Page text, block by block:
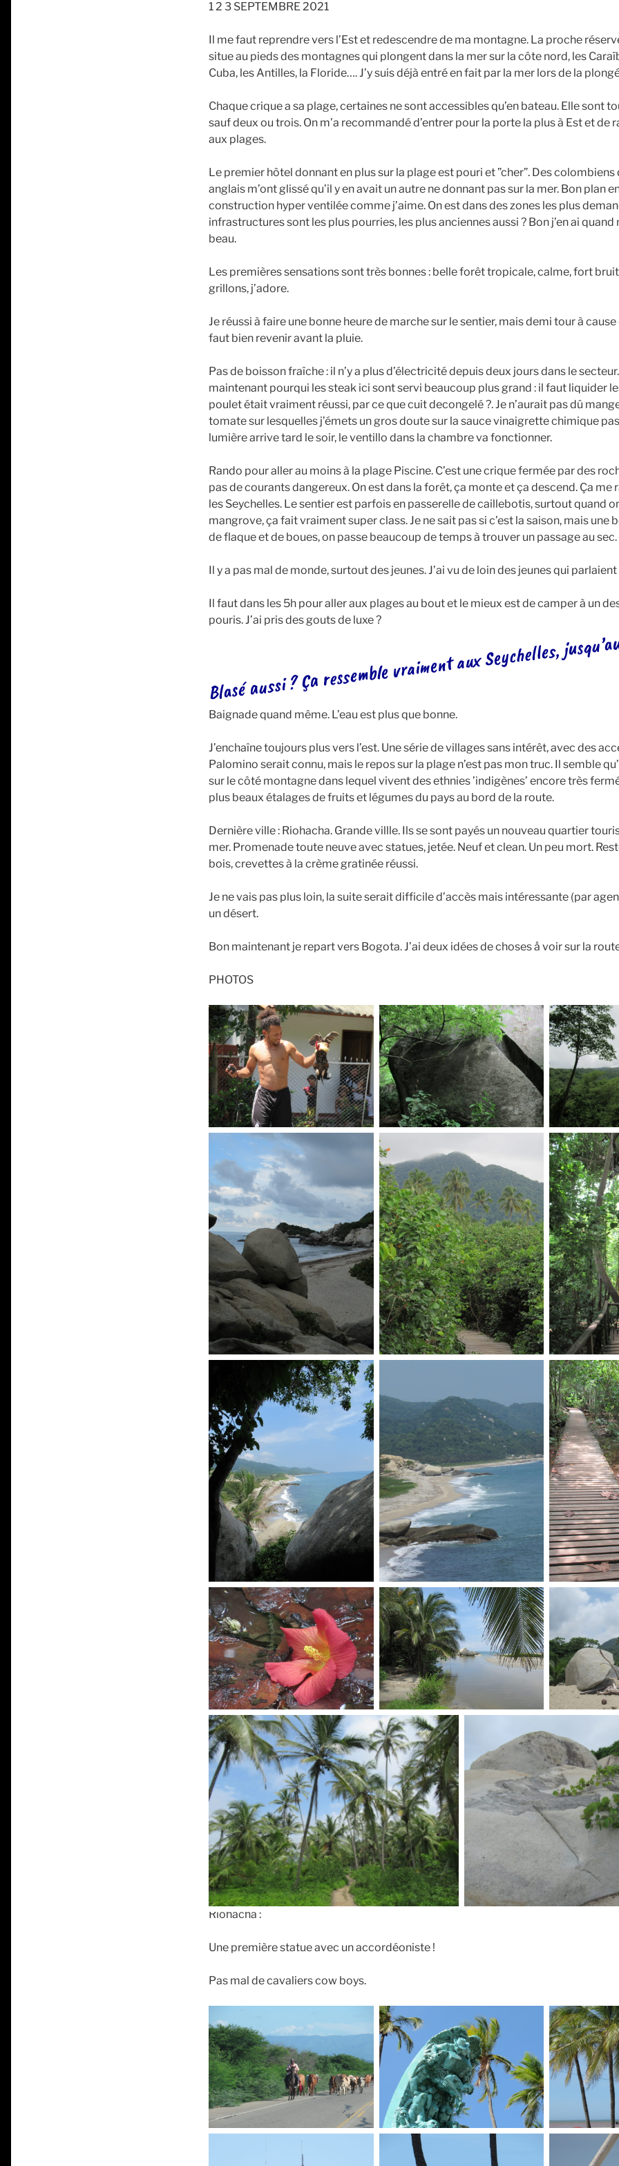
1 2 3 SEPTEMBRE 2021
Il me faut reprendre vers l’Est et redescendre de ma montagne. La proche
situe au pieds des montagnes qui plongent dans la mer sur la côte nord, les
Cuba, les Antilles, la Floride…. J’y suis déjà entré en fait par la mer lors de la
Chaque crique a sa plage, certaines ne sont accessibles qu’en bateau. Elle sont
sauf deux ou trois. On m’a recommandé d’entrer pour la porte la plus à Est et de
aux plages.
Le premier hôtel donnant en plus sur la plage est pouri et ”cher”. Des colombiens
anglais m’ont glissé qu’il y en avait un autre ne donnant pas sur la mer. Bon plan
construction hyper ventilée comme j’aime. On est dans des zones les plus
infrastructures sont les plus pourries, les plus anciennes aussi ? Bon j’en ai
beau.
Les premières sensations sont très bonnes : belle forêt tropicale, calme, fort bruit
grillons, j’adore.
Je réussi à faire une bonne heure de marche sur le sentier, mais demi tour à cause
faut bien revenir avant la pluie.
Pas de boisson fraîche : il n’y a plus d’électricité depuis deux jours dans le
maintenant pourqui les steak ici sont servi beaucoup plus grand : il faut liquider
poulet était vraiment réussi, par ce que cuit decongelé ?. Je n’aurait pas dû
tomate sur lesquelles j’émets un gros doute sur la sauce vinaigrette chimique
lumière arrive tard le soir, le ventillo dans la chambre va fonctionner.
Rando pour aller au moins à la plage Piscine. C’est une crique fermée par des
pas de courants dangereux. On est dans la forêt, ça monte et ça descend. Ça
les Seychelles. Le sentier est parfois en passerelle de caillebotis, surtout quand
mangrove, ça fait vraiment super class. Je ne sait pas si c’est la saison, mais une
de flaque et de boues, on passe beaucoup de temps à trouver un passage au sec.
Il y a pas mal de monde, surtout des jeunes. J’ai vu de loin des jeunes qui
Il faut dans les 5h pour aller aux plages au bout et le mieux est de camper à un
pouris. J’ai pris des gouts de luxe ?
Blasé aussi ? Ça ressemble vraiment aux Seychelles,
Baignade quand même. L’eau est plus que bonne.
J’enchaîne toujours plus vers l’est. Une série de villages sans intérêt, avec des
Palomino serait connu, mais le repos sur la plage n’est pas mon truc. Il semble
sur le côté montagne dans lequel vivent des ethnies ’indigènes’ encore très
plus beaux étalages de fruits et légumes du pays au bord de la route.
Dernière ville : Riohacha. Grande villle. Ils se sont payés un nouveau quartier
mer. Promenade toute neuve avec statues, jetée. Neuf et clean. Un peu mort.
bois, crevettes à la crème gratinée réussi.
Je ne vais pas plus loin, la suite serait difficile d’accès mais intéressante (par
un désert.
Bon maintenant je repart vers Bogota. J’ai deux idées de choses å voir sur la
PHOTOS
Riohacha :
Une première statue avec un accordéoniste !
Pas mal de cavaliers cow boys.